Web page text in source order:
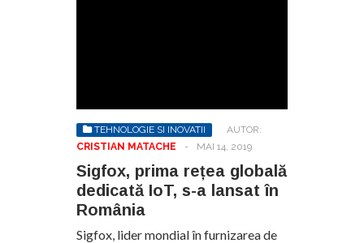
TEHNOLOGIE SI INOVATII
AUTOR:
CRISTIAN MATACHE
- MAI 14, 2019
Sigfox, prima rețea globală
dedicată IoT, s-a lansat în
România
Sigfox, lider mondial în furnizarea de